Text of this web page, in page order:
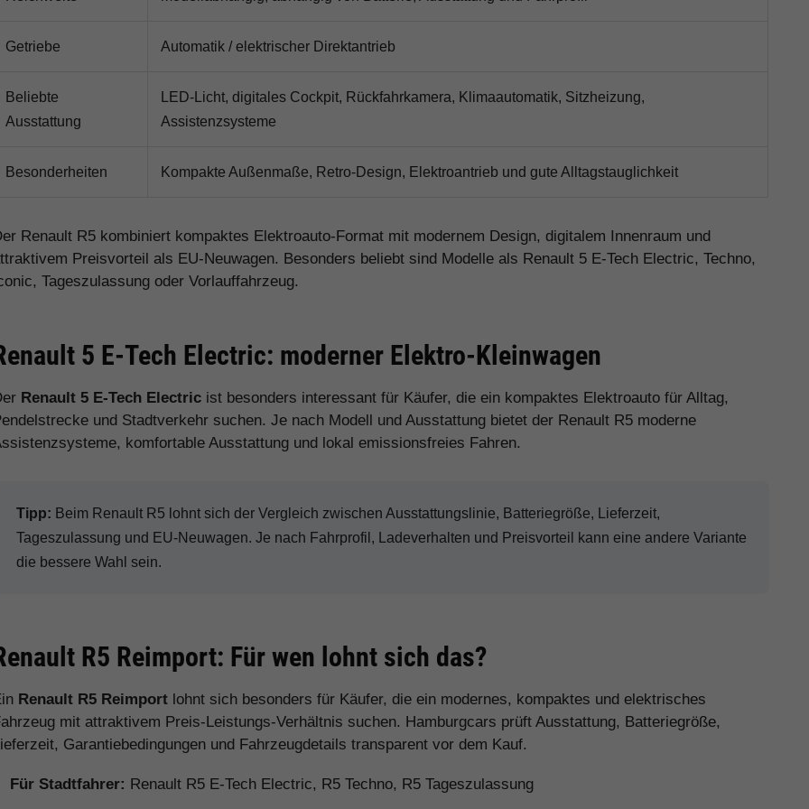
Getriebe Automatik / elektrischer Direktantrieb
Beliebte
Ausstattung
LED-Licht, digitales Cockpit, Rückfahrkamera, Klimaautomatik, Sitzheizung,
Assistenzsysteme
Besonderheiten Kompakte Außenmaße, Retro-Design, Elektroantrieb und gute Alltagstauglichkeit
Renault R5 kombiniert kompaktes Elektroauto-Format mit modernem Design, digitalem Innenraum und
Preisvorteil als EU-Neuwagen. Besonders beliebt sind Modelle als Renault 5 E-Tech Electric, Techno,
Tageszulassung oder Vorlauffahrzeug.
5 E-Tech Electric: moderner Elektro-Kleinwagen
Renault 5 E-Tech Electric ist besonders interessant für Käufer, die ein kompaktes Elektroauto für Alltag,
und Stadtverkehr suchen. Je nach Modell und Ausstattung bietet der Renault R5 moderne
komfortable Ausstattung und lokal emissionsfreies Fahren.
Tipp: Beim Renault R5 lohnt sich der Vergleich zwischen Ausstattungslinie, Batteriegröße, Lieferzeit,
Tageszulassung und EU-Neuwagen. Je nach Fahrprofil, Ladeverhalten und Preisvorteil kann eine andere Variante
die bessere Wahl sein.
R5 Reimport: Für wen lohnt sich das?
Renault R5 Reimport lohnt sich besonders für Käufer, die ein modernes, kompaktes und elektrisches
mit attraktivem Preis-Leistungs-Verhältnis suchen. Hamburgcars prüft Ausstattung, Batteriegröße,
Garantiebedingungen und Fahrzeugdetails transparent vor dem Kauf.
Für Stadtfahrer: Renault R5 E-Tech Electric, R5 Techno, R5 Tageszulassung